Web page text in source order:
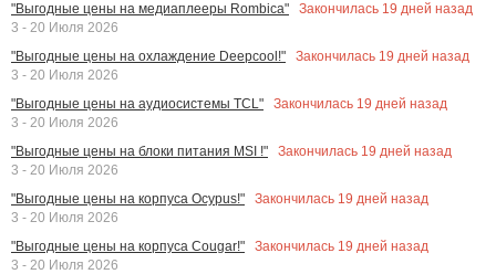
"Выгодные цены на медиаплееры Rombica"
Закончилась 19 дней назад
3 - 20 Июля 2026
"Выгодные цены на охлаждение Deepcool!"
Закончилась 19 дней назад
3 - 20 Июля 2026
"Выгодные цены на аудиосистемы TCL"
Закончилась 19 дней назад
3 - 20 Июля 2026
"Выгодные цены на блоки питания MSI !"
Закончилась 19 дней назад
3 - 20 Июля 2026
"Выгодные цены на корпуса Ocypus!"
Закончилась 19 дней назад
3 - 20 Июля 2026
"Выгодные цены на корпуса Cougar!"
Закончилась 19 дней назад
3 - 20 Июля 2026